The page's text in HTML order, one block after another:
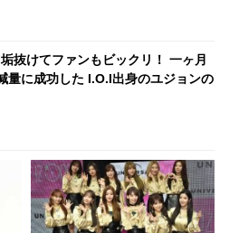
抜けてファンもビックリ！ 一ヶ月
量に成功した I.O.I出身のユジョンの